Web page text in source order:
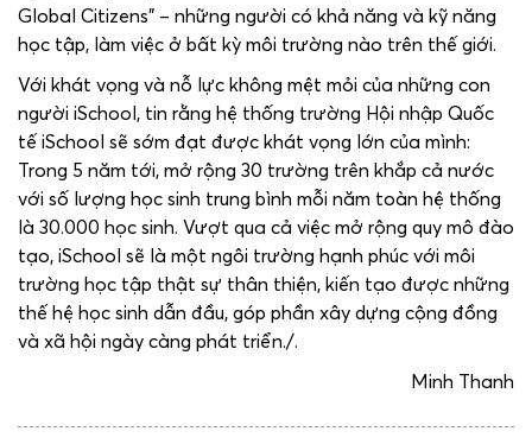
Global Citizens” – những người có khả năng và kỹ năng
học tập, làm việc ở bất kỳ môi trường nào trên thế giới.
Với khát vọng và nỗ lực không mệt mỏi của những con
người iSchool, tin rằng hệ thống trường Hội nhập Quốc
tế iSchool sẽ sớm đạt được khát vọng lớn của mình:
Trong 5 năm tới, mở rộng 30 trường trên khắp cả nước
với số lượng học sinh trung bình mỗi năm toàn hệ thống
là 30.000 học sinh. Vượt qua cả việc mở rộng quy mô đào
tạo, iSchool sẽ là một ngôi trường hạnh phúc với môi
trường học tập thật sự thân thiện, kiến tạo được những
thế hệ học sinh dẫn đầu, góp phần xây dựng cộng đồng
và xã hội ngày càng phát triển./.
Minh Thanh